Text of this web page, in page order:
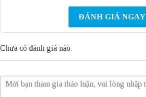
ĐÁNH GIÁ NGAY
Chưa có đánh giá nào.